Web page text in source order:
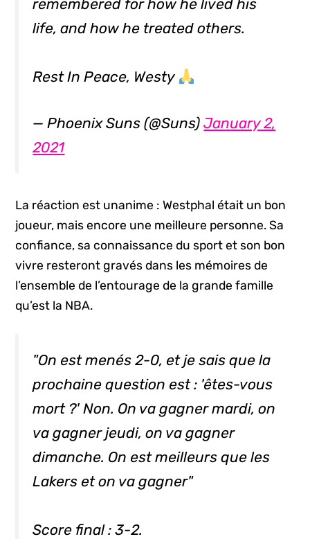
remembered for how he lived his
life, and how he treated others.
Rest In Peace, Westy
— Phoenix Suns (@Suns)January 2,
2021
La réaction est unanime : Westphal était un bon
joueur, mais encore une meilleure personne. Sa
confiance, sa connaissance du sport et son bon
vivre resteront gravés dans les mémoires de
l’ensemble de l’entourage de la grande famille
qu’est la NBA.
"On est menés 2-0, et je sais que la
prochaine question est : 'êtes-vous
mort ?' Non. On va gagner mardi, on
va gagner jeudi, on va gagner
dimanche. On est meilleurs que les
Lakers et on va gagner"
Score final : 3-2.